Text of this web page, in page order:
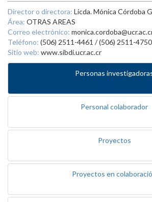
Director o directora: Licda. Mónica Córdoba
Área: OTRAS AREAS
Correo electrónico:
Teléfono: (506) 2511-4461 / (506) 2511-4750
Sitio web: www.sibdi.ucr.ac.cr
Personas
Personal colaborador
Proyectos
Proyectos en